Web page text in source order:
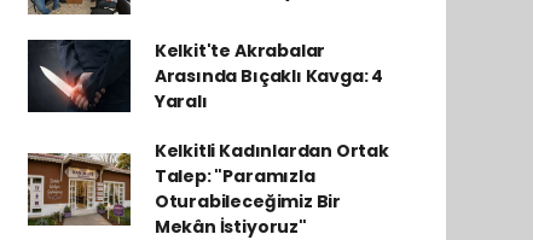
Kelkit'te Akrabalar
Arasında Bıçaklı Kavga: 4
Yaralı
Kelkitli Kadınlardan Ortak
Talep: "Paramızla
Oturabileceğimiz Bir
Mekân İstiyoruz"